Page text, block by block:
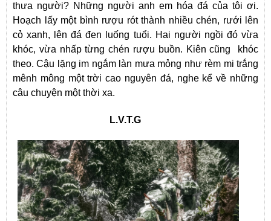
thưa người? Những người anh em hóa đá của tôi ơi.
Hoạch lấy một bình rượu rót thành nhiều chén, rưới lên
cỏ xanh, lên đá đen luống tuổi. Hai người ngồi đó vừa
khóc, vừa nhấp từng chén rượu buồn. Kiên cũng khóc
theo. Cậu lặng im ngắm làn mưa mỏng như rèm mi trắng
mênh mông một trời cao nguyên đá, nghe kể về những
câu chuyện một thời xa.
L.V.T.G